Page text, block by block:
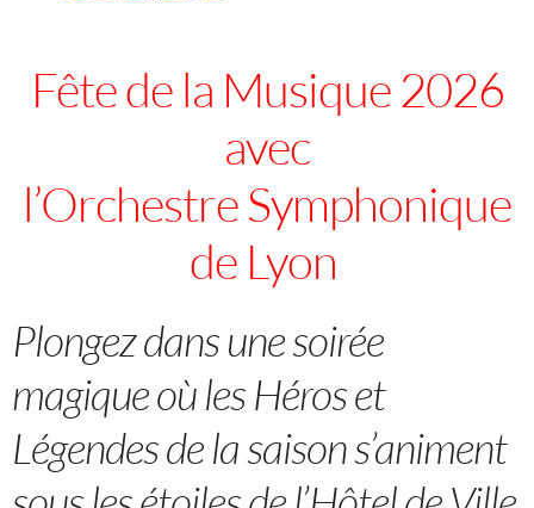
Fête de la Musique 2026
avec
l’Orchestre Symphonique
de Lyon
Plongez dans une soirée
magique où les Héros et
Légendes de la saison s’animent